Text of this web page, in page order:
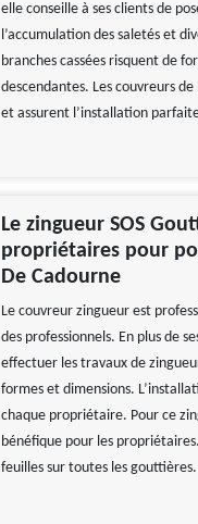
elle conseille à ses clients de
l’accumulation des saletés et
branches cassées risquent de
descendantes. Les couvreurs
et assurent l’installation
Le zingueur SOS
propriétaires pour
De Cadourne
Le couvreur zingueur est
des professionnels. En plus de
effectuer les travaux de
formes et dimensions.
chaque propriétaire. Pour ce
bénéfique pour les
feuilles sur toutes les gouttières.